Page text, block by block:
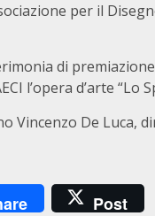
per il
di
l’opera d’arte “Lo
Vincenzo De Luca,
Post